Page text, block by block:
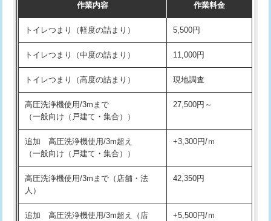
作業内容 作業料金
トイレつまり（軽度の詰まり） 5,500円
トイレつまり（中度の詰まり） 11,000円
トイレつまり（高度の詰まり） 現地調査
高圧洗浄機使用/3mまで
（一般向け（戸建て・集合））
27,500円～
追加 高圧洗浄機使用/3m超え
（一般向け（戸建て・集合））
+3,300円/ｍ
高圧洗浄機使用/3mまで（店舗・法
人）
42,350円
追加 高圧洗浄機使用/3m超え（店
+5,500円/ｍ